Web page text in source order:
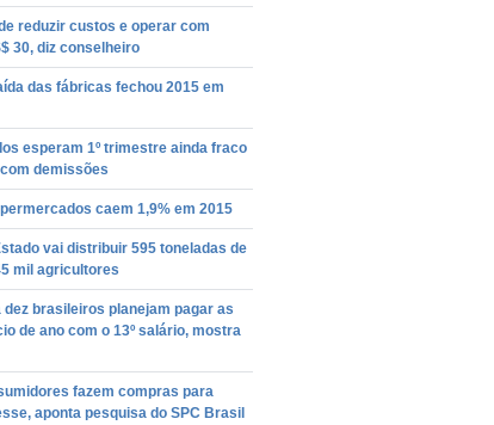
reduzir custos e operar com
30, diz conselheiro
das fábricas fechou 2015 em
esperam 1º trimestre ainda fraco
demissões
caem 1,9% em 2015
vai distribuir 595 toneladas de
mil agricultores
dez brasileiros planejam pagar as
de ano com o 13º salário, mostra
fazem compras para
aponta pesquisa do SPC Brasil